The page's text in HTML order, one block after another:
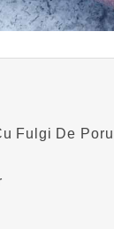
Fulgi De